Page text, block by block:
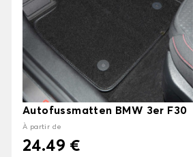
Autofussmatten BMW 3er F30
À partir de
24.49 €